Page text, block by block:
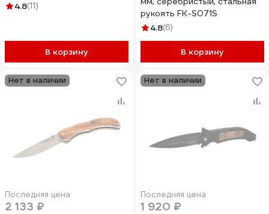
4.8(11)
В корзину
рукоять FK-S071S
4.8(6)
В корзину
Нет в наличии
Последняя цена
2 133 ₽
Нет в наличии
Последняя цена
1 920 ₽